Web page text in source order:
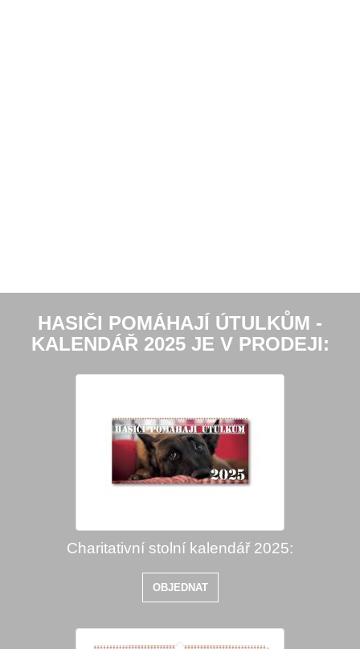
HASIČI POMÁHAJÍ ÚTULKŮM -
KALENDÁŘ 2025 JE V PRODEJI:
Charitativní stolní kalendář 2025:
OBJEDNAT